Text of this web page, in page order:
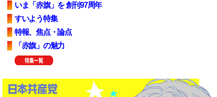
いま「赤旗」を 創刊97周年
すいよう特集
特報、焦点・論点
「赤旗」の魅力